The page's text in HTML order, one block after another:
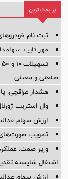
پر بحث ترین
ثبت نام
مهر تایید سهامداران
صنعتی و معدنی
هشدار عراقچی:
وال استریت
ارزش سهام عدالت برای
تصویب صورت‌های مالی سال ۱۴۰۴ بانک
وزیر صمت:
اشتغال شایسته